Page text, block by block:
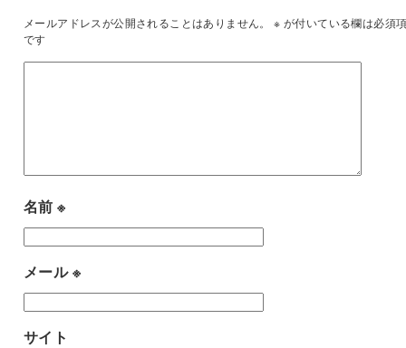
メールアドレスが公開されることはありません。 ※ が付いている欄は必須
です
名前※
メール※
サイト